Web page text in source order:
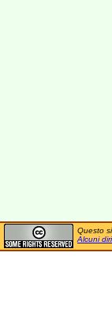
Questo
Alcuni